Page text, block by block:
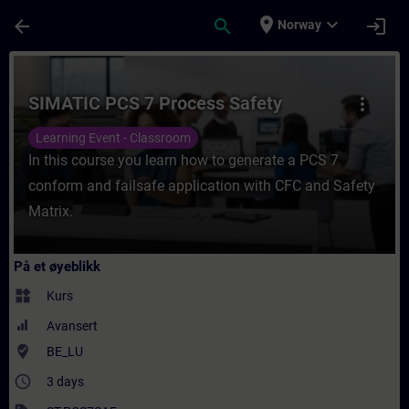
arrow_back search place Norway expand_more login
Kurs - SIMATIC PCS 7 Process Safety -
more_vert
SIMATIC PCS 7 Process Safety
Learning Event - Classroom
In this course you learn how to generate a PCS 7
conform and failsafe application with CFC and Safety
Matrix.
På et øyeblikk
widgets Kurs
Avansert
where_to_vote BE_LU
access_time 3 days